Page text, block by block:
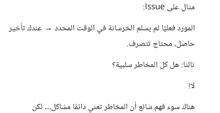
مثال على Issue:
المورد فعليًا لم يسلم الخرسانة في الوقت المحدد → عندك تأخير
حاصل، محتاج تتصرف.
ثالثا: هل كل المخاطر سلبية؟
لا!
هناك سوء فهم شائع أن المخاطر تعني دائمًا مشاكل… لكن